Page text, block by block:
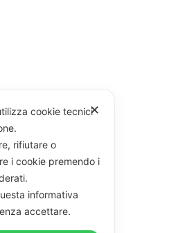
✕
cookie tecnici
rifiutare o
i cookie premendo i
informativa
accettare.